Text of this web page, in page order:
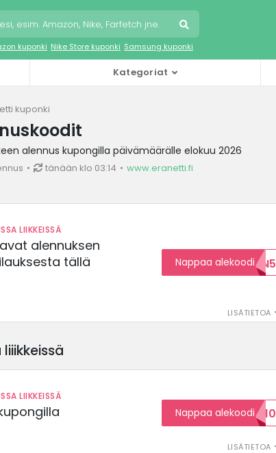
kuponki Nike Store kuponki Samsung kuponki
Kategoriat
kuponki
alennus kupongilla päivämäärälle elokuu 2026
tänään klo 03:14 www.eranetti.fi
LIIKKEISSÄ
alennuksen
tällä
LISÄTIETOA
Nappaa alekoodi
ALENNUKSEN5
LIIKKEISSÄ
LISÄTIETOA
Nappaa alekoodi
KOODID10